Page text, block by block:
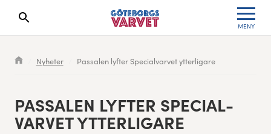
MENY
Sökresultaten dyker upp här
Nyheter Passalen lyfter Specialvarvet ytterligare
PAS­SALEN LYFTER SPE­CIAL­
VARVET YTTERLIGARE
Seedningsregler
Cityvarvet
Leverantörer
Anmälan